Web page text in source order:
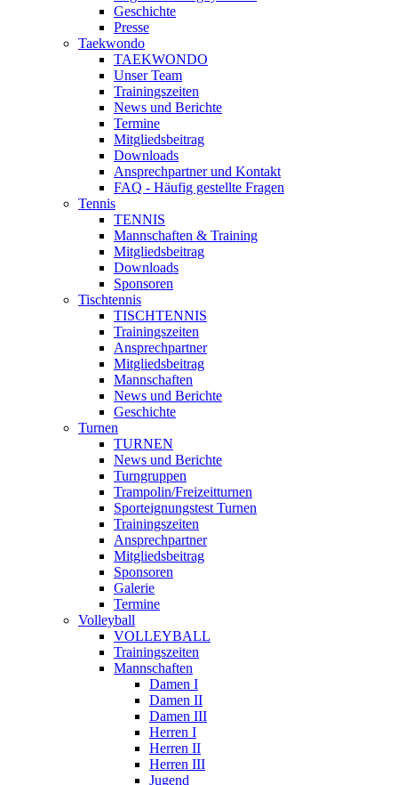
Geschichte
Presse
Taekwondo
TAEKWONDO
Unser Team
Trainingszeiten
News und Berichte
Termine
Mitgliedsbeitrag
Downloads
Ansprechpartner und Kontakt
FAQ - Häufig gestellte Fragen
Tennis
TENNIS
Mannschaften & Training
Mitgliedsbeitrag
Downloads
Sponsoren
Tischtennis
TISCHTENNIS
Trainingszeiten
Ansprechpartner
Mitgliedsbeitrag
Mannschaften
News und Berichte
Geschichte
Turnen
TURNEN
News und Berichte
Turngruppen
Trampolin/Freizeitturnen
Sporteignungstest Turnen
Trainingszeiten
Ansprechpartner
Mitgliedsbeitrag
Sponsoren
Galerie
Termine
Volleyball
VOLLEYBALL
Trainingszeiten
Mannschaften
Damen I
Damen II
Damen III
Herren I
Herren II
Herren III
Jugend